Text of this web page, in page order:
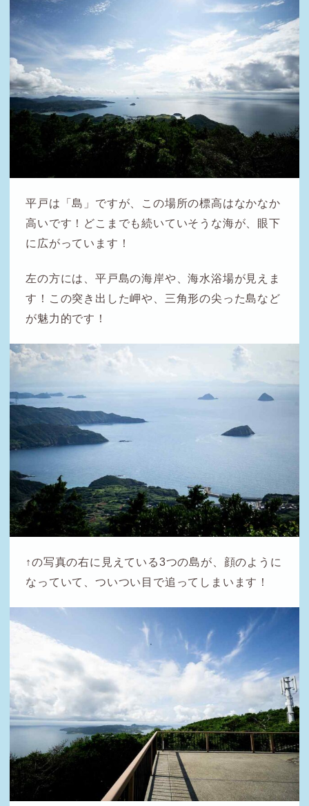
平戸は「島」ですが、この場所の標高はなかなか
高いです！どこまでも続いていそうな海が、眼下
に広がっています！
左の方には、平戸島の海岸や、海水浴場が見えま
す！この突き出した岬や、三角形の尖った島など
が魅力的です！
↑の写真の右に見えている3つの島が、顔のように
なっていて、ついつい目で追ってしまいます！